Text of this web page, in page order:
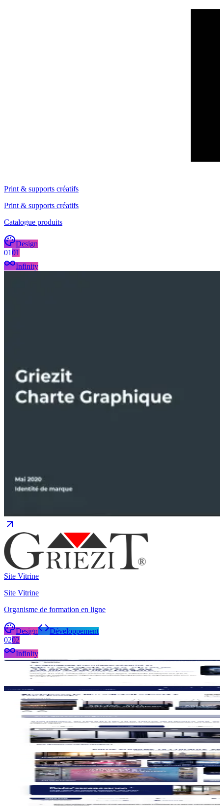
Print & supports créatifs
Print & supports créatifs
Catalogue produits
Design
0101
Infinity
Site Vitrine
Site Vitrine
Organisme de formation en ligne
Design
Développement
0202
Infinity